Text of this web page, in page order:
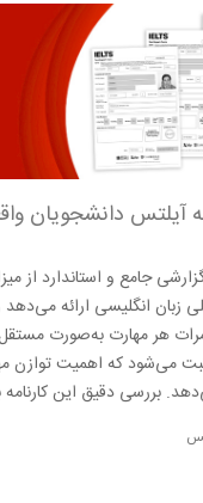
جامع و استاندارد از
زبان انگلیسی ارائه
هر مهارت به‌صورت مستقل
می‌شود که اهمیت توازن
بررسی دقیق این